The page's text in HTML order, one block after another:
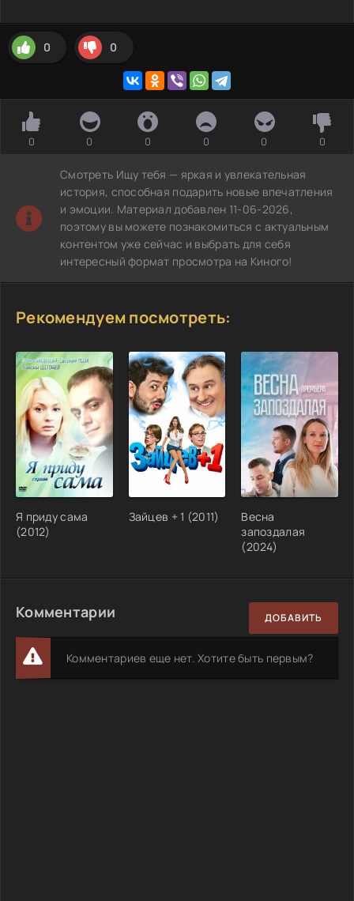
0 0
0 0 0 0 0 0
Смотреть Ищу тебя — яркая и увлекательная
история, способная подарить новые впечатления
и эмоции. Материал добавлен 11-06-2026,
поэтому вы можете познакомиться с актуальным
контентом уже сейчас и выбрать для себя
интересный формат просмотра на Киного!
Рекомендуем посмотреть:
Я приду сама
(2012)
Зайцев + 1 (2011)
Весна
запоздалая
(2024)
Комментарии ДОБАВИТЬ
Комментариев еще нет. Хотите быть первым?